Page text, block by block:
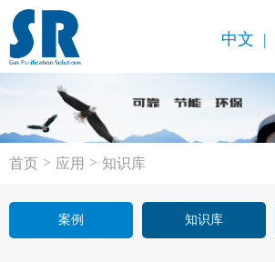
中文
首页 > 应用 > 知识库
案例 知识库